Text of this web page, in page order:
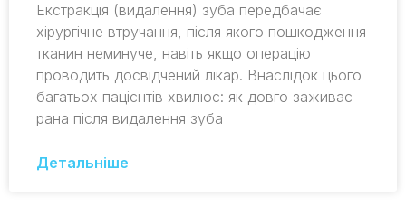
Екстракція (видалення) зуба передбачає
хірургічне втручання, після якого пошкодження
тканин неминуче, навіть якщо операцію
проводить досвідчений лікар. Внаслідок цього
багатьох пацієнтів хвилює: як довго заживає
рана після видалення зуба
Детальніше